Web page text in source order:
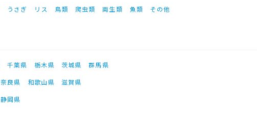
うさぎ リス 鳥類 爬虫類 両生類 魚類 その他
千葉県 栃木県 茨城県
群馬県
奈良県 和歌山県
滋賀県
静岡県